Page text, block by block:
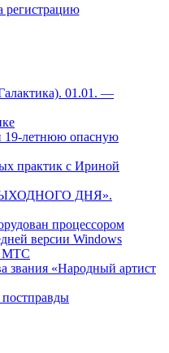
01.01. —
19-летнюю опасную
практик с Ириной
ДНЯ».
процессором
версии Windows
МТС
«Народный артист